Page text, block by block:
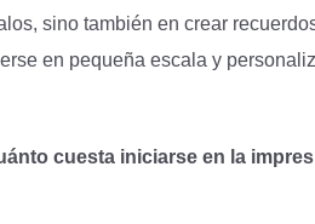
sino también en crear
en pequeña escala y
cuesta iniciarse en la